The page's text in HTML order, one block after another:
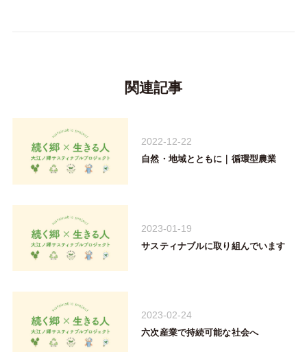
関連記事
2022-12-22
自然・地域とともに｜循環型農業
2023-01-19
サスティナブルに取り組んでいます
2023-02-24
六次産業で持続可能な社会へ